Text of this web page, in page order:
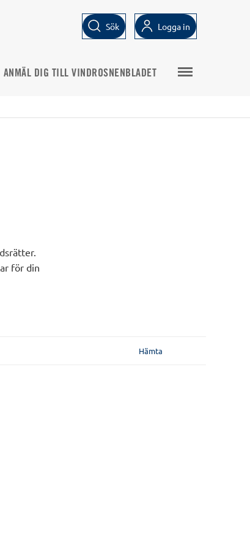
Sök Logga in
ANMÄL DIG TILL VINDROSNENBLADET
för din
Hämta